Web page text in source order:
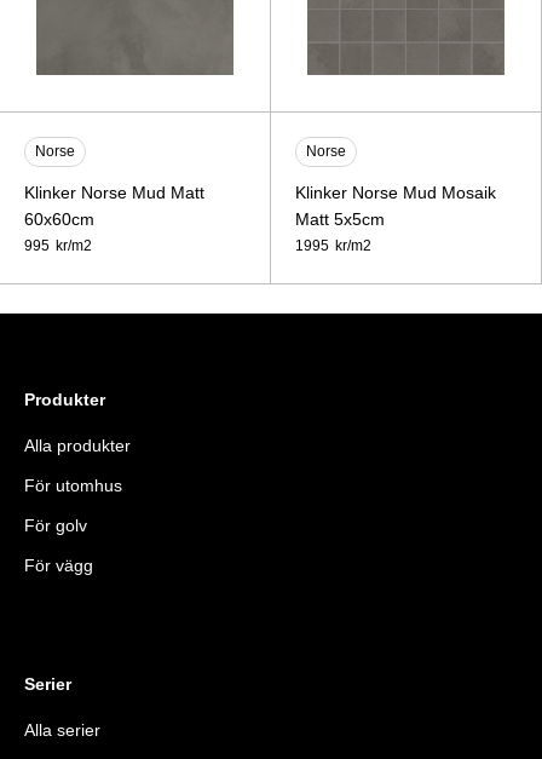
Norse
Klinker Norse Mud Matt
60x60cm
995 kr/m2
Norse
Klinker Norse Mud Mosaik
Matt 5x5cm
1995 kr/m2
Produkter
Alla produkter
För utomhus
För golv
För vägg
Serier
Alla serier